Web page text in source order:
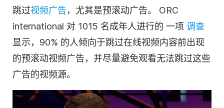
跳过视频广告，尤其是预滚动广告。 ORC
international 对 1015 名成年人进行的 一项 调查
显示，90% 的人倾向于跳过在线视频内容前出现
的预滚动视频广告，并尽量避免观看无法跳过这些
广告的视频源。